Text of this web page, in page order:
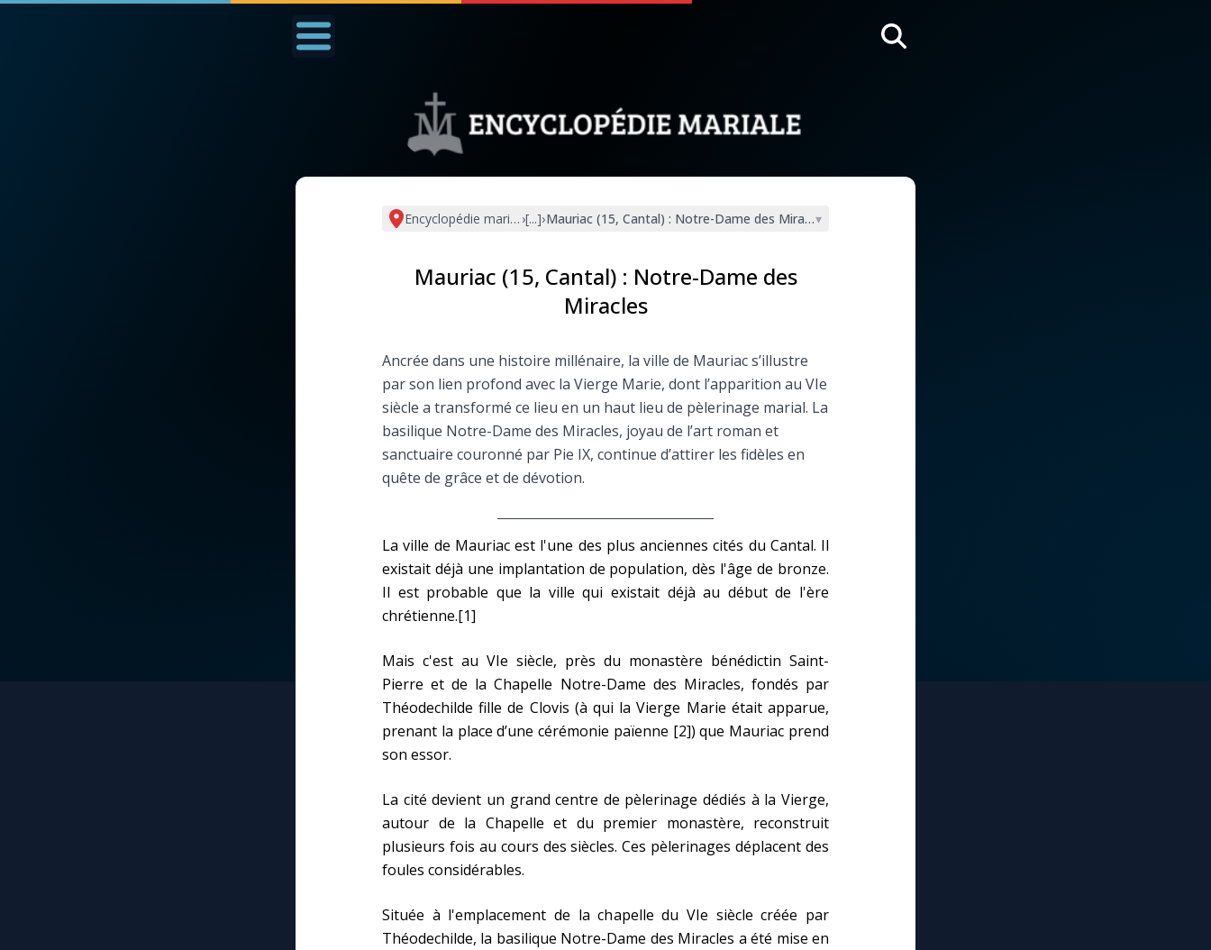
Nous soutenir À propos Facebook Infos légales
Prier au quotidien
Les premiers samedis
Marie qui défait les
Mes intentions de
Une Minute avec Marie
◼︎À la une
Chapelet pour le monde
Contact
Faire un don
Marie de Nazareth
Encyclopédie mariale
›[...]›Mauriac (15, Cantal) : Notre-Dame des Miracles
▾
Mauriac (15, Cantal) : Notre-Dame des
Miracles
Ancrée dans une histoire millénaire, la ville de Mauriac s’illustre
par son lien profond avec la Vierge Marie, dont l’apparition au VIe
siècle a transformé ce lieu en un haut lieu de pèlerinage marial. La
basilique Notre-Dame des Miracles, joyau de l’art roman et
sanctuaire couronné par Pie IX, continue d’attirer les fidèles en
quête de grâce et de dévotion.
La ville de Mauriac est l'une des plus anciennes cités du Cantal. Il
existait déjà une implantation de population, dès l'âge de bronze.
Il est probable que la ville qui existait déjà au début de l'ère
chrétienne.[1]
Mais c'est au VIe siècle, près du monastère bénédictin Saint-
Pierre et de la Chapelle Notre-Dame des Miracles, fondés par
Théodechilde fille de Clovis (à qui la Vierge Marie était apparue,
prenant la place d’une cérémonie païenne [2]) que Mauriac prend
son essor.
La cité devient un grand centre de pèlerinage dédiés à la Vierge,
autour de la Chapelle et du premier monastère, reconstruit
plusieurs fois au cours des siècles. Ces pèlerinages déplacent des
foules considérables.
Située à l'emplacement de la chapelle du VIe siècle créée par
Théodechilde, la basilique Notre-Dame des Miracles a été mise en